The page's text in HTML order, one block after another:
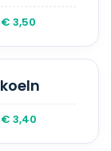
€ 3,50
€ 3,40